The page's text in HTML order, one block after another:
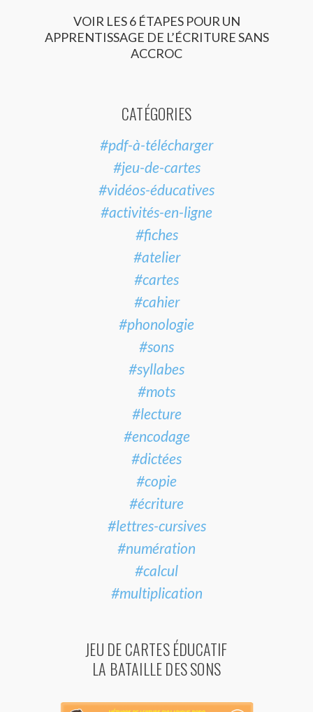
VOIR LES 6 ÉTAPES POUR UN
APPRENTISSAGE DE L’ÉCRITURE SANS
ACCROC
CATÉGORIES
#pdf-à-télécharger
#jeu-de-cartes
#vidéos-éducatives
#activités-en-ligne
#fiches
#atelier
#cartes
#cahier
#phonologie
#sons
#syllabes
#mots
#lecture
#encodage
#dictées
#copie
#écriture
#lettres-cursives
#numération
#calcul
#multiplication
JEU DE CARTES ÉDUCATIF
LA BATAILLE DES SONS